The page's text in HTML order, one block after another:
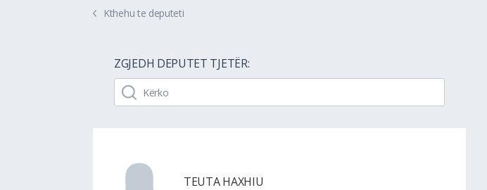
Kthehu te deputeti
ZGJEDH DEPUTET TJETËR:
TEUTA HAXHIU